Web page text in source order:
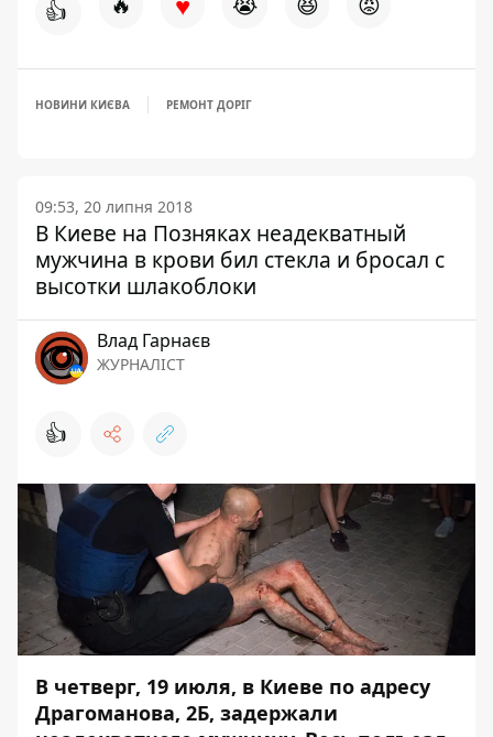
👍
НОВИНИ КИЄВА РЕМОНТ ДОРІГ
09:53, 20 липня 2018
В Киеве на Позняках неадекватный
мужчина в крови бил стекла и бросал с
высотки шлакоблоки
Влад Гарнаєв
ЖУРНАЛІСТ
👍
В четверг, 19 июля, в Киеве по адресу
Драгоманова, 2Б, задержали